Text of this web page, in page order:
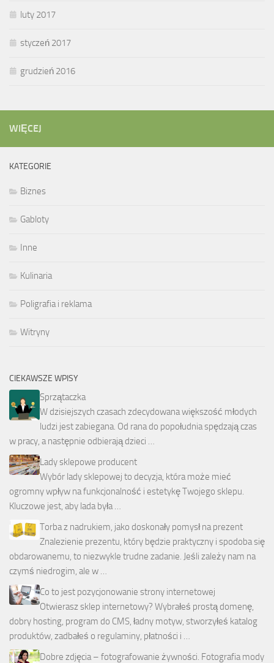
luty 2017
styczeń 2017
grudzień 2016
WIĘCEJ
KATEGORIE
Biznes
Gabloty
Inne
Kulinaria
Poligrafia i reklama
Witryny
CIEKAWSZE WPISY
Sprzątaczka
W dzisiejszych czasach zdecydowana większość młodych
ludzi jest zabiegana. Od rana do popołudnia spędzają czas
w pracy, a następnie odbierają dzieci …
Lady sklepowe producent
Wybór lady sklepowej to decyzja, która może mieć
ogromny wpływ na funkcjonalność i estetykę Twojego sklepu.
Kluczowe jest, aby lada była …
Torba z nadrukiem, jako doskonały pomysł na prezent
Znalezienie prezentu, który będzie praktyczny i spodoba się
obdarowanemu, to niezwykle trudne zadanie. Jeśli zależy nam na
czymś niedrogim, ale w …
Co to jest pozycjonowanie strony internetowej
Otwierasz sklep internetowy? Wybrałeś prostą domenę,
dobry hosting, program do CMS, ładny motyw, stworzyłeś katalog
produktów, zadbałeś o regulaminy, płatności i …
Dobre zdjęcia – fotografowanie żywności. Fotografia mody